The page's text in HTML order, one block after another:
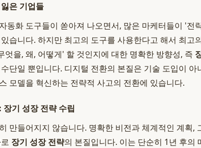
은 기업들
동화 도구들이 쏟아져 나오면서, 많은 마케터들이 '전
습니다. 하지만 최고의 도구를 사용한다고 해서 최고
엇을, 왜, 어떻게' 할 것인지에 대한 명확한 방향성, 즉
단일 뿐입니다. 디지털 전환의 본질은 기술 도입이 아
모델을 혁신하는 전략적 사고의 전환에 있습니다.
기 성장 전략 수립
만들어지지 않습니다. 명확한 비전과 체계적인 계획,
장기 성장 전략의 본질입니다. 이는 단순히 1년 후의